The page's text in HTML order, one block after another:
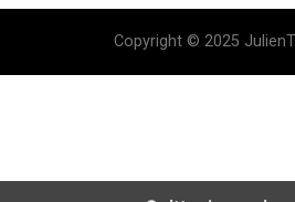
Copyright © 2025